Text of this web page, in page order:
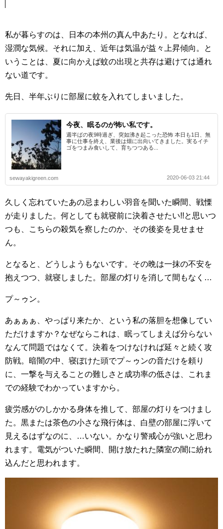
私が暮らすのは、日本の本州の真ん中あたり。となれば、
湿潤な気候。それに加え、近年は気温が益々上昇傾向。と
いうことは、夏に向かえば蚊の出現と共存は避けては通れ
ない道です。
先日、半年ぶりに部屋に蚊を入れてしまいました。
今夜、眠るのが怖い私です。
週半ばの夜9時過ぎ、突如沸き起こった恐怖 本日も1日、無
事に仕事を終え、業後は畑に出向いてきました。実るイチ
ゴをつまみ食いして、育ちつつある...
sewayakigreen.com 2020-06-03 21:44
久しく忘れていたあの忌まわしい羽音を聞いた瞬間、戦慄
が走りました。何としても就寝前に決着させたい!!と思いつ
つも、こちらの殺気を察したのか、その後姿を見せませ
ん。
となると、どうしようもないです。その晩は一抹の不安を
抱えつつ、就寝しました。部屋の灯りを消して間もなく…
プ～ゥン。
あぁぁぁ、やっぱり来たか、という私の落胆を想像してい
ただけますか？なぜならこれは、眠ってしまえば分らない
なんて問題ではなくて。決着をつけなければ延々と続く攻
防戦。暗闇の中、寝ぼけた頭でプ～ゥンの音だけを頼り
に、一撃を与えることの難しさと成功率の低さは、これま
での経験でわかっていますから。
疲労感がのしかかる身体を推して、部屋の灯りをつけまし
た。黒または茶色の小さな飛行体は、白壁の部屋に浮いて
見えるはずなのに、…いない。かなり警戒心が強いと思わ
れます。電気がついた瞬間、開け放たれた隣室の闇に紛れ
込んだと思われます。